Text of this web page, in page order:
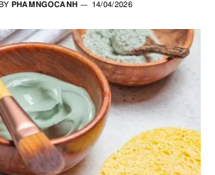
BY PHAMNGOCANH 14/04/2026